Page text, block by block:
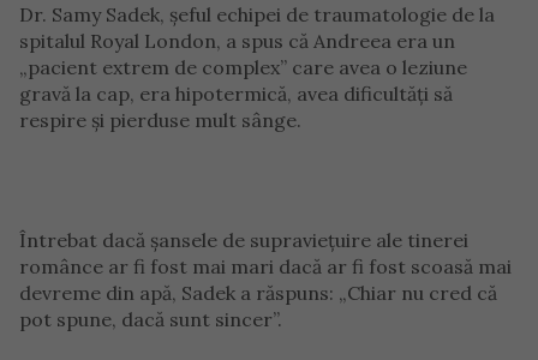
Dr. Samy Sadek, șeful echipei de traumatologie de la
spitalul Royal London, a spus că Andreea era un
„pacient extrem de complex” care avea o leziune
gravă la cap, era hipotermică, avea dificultăți să
respire și pierduse mult sânge.
Întrebat dacă șansele de supraviețuire ale tinerei
românce ar fi fost mai mari dacă ar fi fost scoasă mai
devreme din apă, Sadek a răspuns: „Chiar nu cred că
pot spune, dacă sunt sincer”.